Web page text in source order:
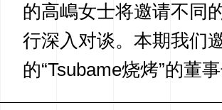
的高嶋女士将邀请不同
行深入对谈。本期我们
的“Tsubame烧烤”的董